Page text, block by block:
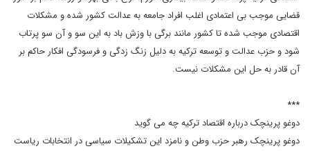
قضایی موجب بی اعتمادی اغلب افراد جامعه به عدالت کشور شده و مشکلات
اقتصادی موجب شده تا کشور مانند برگی با وزش باد به این سو و آن سو پرتاب
شود و حزب عدالت و توسعه ترکیه به دلیل زنگ زدگی و فرسودگی افکار حاکم بر
آن قادر به حل این مشکلات نیست.
***
دوغو پرینچک درباره اقتصاد ترکیه چه می گوید
دوغو پرینچک رهبر حزب وطن و نامزد این تشکیلات سیاسی در انتخابات ریاست